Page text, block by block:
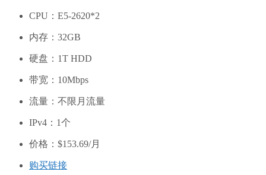
CPU：E5-2620*2
内存：32GB
硬盘：1T HDD
带宽：10Mbps
流量：不限月流量
IPv4：1个
价格：$153.69/月
购买链接